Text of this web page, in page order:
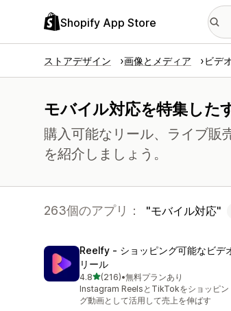
Shopify App Store
ストアデザイン 画像とメディア ビデ
モバイル対応を特集した
購入可能なリール、ライブ販
を紹介しましょう。
263個のアプリ： モバイル対応
Reelfy ‑ ショッピング可能なビデ
リール
4.85つ星中
(216)
合計レビュー数：216件
•無料プランあり
Instagram ReelsとTikTokをショッピン
グ動画として活用して売上を伸ばす